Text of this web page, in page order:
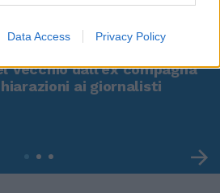
Data Access Privacy Policy
Vecchio dall'ex compagna
ai giornalisti